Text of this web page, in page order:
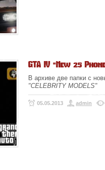
GTA IV "New 25
В архиве две папки с
"CELEBRITY MODELS"
05.05.2013 admin